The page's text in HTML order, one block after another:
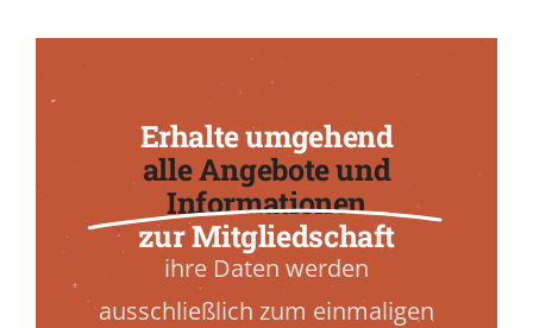
Erhalte umgehend
alle Angebote und
Informationen
zur Mitgliedschaft
ihre Daten werden
ausschließlich zum einmaligen